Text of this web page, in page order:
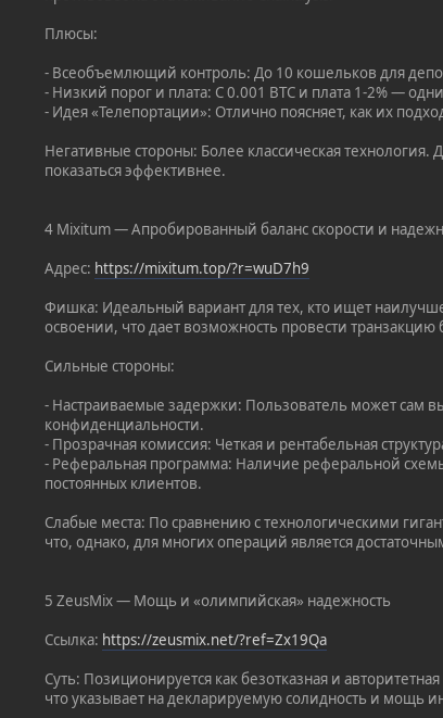
Плюсы:
- Всеобъемлющий контроль: До 10 кошельков для
- Низкий порог и плата: С 0.001 BTC и плата 1-2% —
- Идея «Телепортации»: Отлично поясняет, как их
Негативные стороны: Более классическая
показаться эффективнее.
4 Mixitum — Апробированный баланс скорости и
Адрес: https://mixitum.top/?r=wuD7h9
Фишка: Идеальный вариант для тех, кто ищет
освоении, что дает возможность провести транзакцию
Сильные стороны:
- Настраиваемые задержки: Пользователь может сам
конфиденциальности.
- Прозрачная комиссия: Четкая и рентабельная
- Реферальная программа: Наличие реферальной
постоянных клиентов.
Слабые места: По сравнению с технологическими
что, однако, для многих операций является
5 ZeusMix — Мощь и «олимпийская» надежность
Ссылка: https://zeusmix.net/?ref=Zx19Qa
Суть: Позиционируется как безотказная и
что указывает на декларируемую солидность и мощь